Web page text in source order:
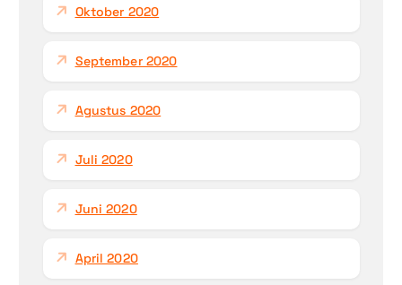
Oktober 2020
September 2020
Agustus 2020
Juli 2020
Juni 2020
April 2020